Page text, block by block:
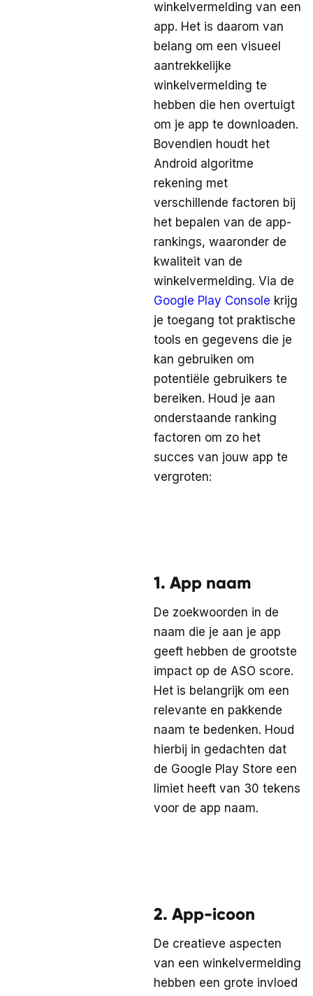
winkelvermelding van een
app. Het is daarom van
belang om een visueel
aantrekkelijke
winkelvermelding te
hebben die hen overtuigt
om je app te downloaden.
Bovendien houdt het
Android algoritme
rekening met
verschillende factoren bij
het bepalen van de app-
rankings, waaronder de
kwaliteit van de
winkelvermelding. Via de
Google Play Console krijg
je toegang tot praktische
tools en gegevens die je
kan gebruiken om
potentiële gebruikers te
bereiken. Houd je aan
onderstaande ranking
factoren om zo het
succes van jouw app te
vergroten:
1. App naam
De zoekwoorden in de
naam die je aan je app
geeft hebben de grootste
impact op de ASO score.
Het is belangrijk om een
relevante en pakkende
naam te bedenken. Houd
hierbij in gedachten dat
de Google Play Store een
limiet heeft van 30 tekens
voor de app naam.
2. App-icoon
De creatieve aspecten
van een winkelvermelding
hebben een grote invloed